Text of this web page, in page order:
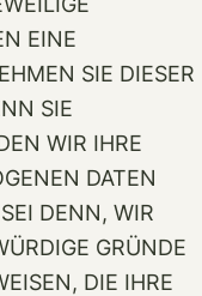
EINE
SIE DIESER
SIE
WIR IHRE
DATEN
DENN, WIR
GRÜNDE
DIE IHRE